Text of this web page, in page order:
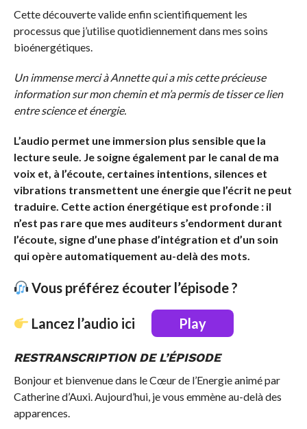
Cette découverte valide enfin scientifiquement les
processus que j’utilise quotidiennement dans mes soins
bioénergétiques.
Un immense merci à Annette qui a mis cette précieuse
information sur mon chemin et m’a permis de tisser ce lien
entre science et énergie.
L’audio permet une immersion plus sensible que la
lecture seule. Je soigne également par le canal de ma
voix et, à l’écoute, certaines intentions, silences et
vibrations transmettent une énergie que l’écrit ne peut
traduire. Cette action énergétique est profonde : il
n’est pas rare que mes auditeurs s’endorment durant
l’écoute, signe d’une phase d’intégration et d’un soin
qui opère automatiquement au-delà des mots.
Vous préférez écouter l’épisode ?
Lancez l’audio ici Play
RESTRANSCRIPTION DE L’ÉPISODE
Bonjour et bienvenue dans le Cœur de l’Energie animé par
Catherine d’Auxi. Aujourd’hui, je vous emmène au-delà des
apparences.